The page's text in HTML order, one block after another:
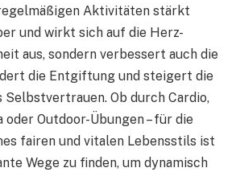
Aktivitäten stärkt
und wirkt sich auf die Herz-
aus, sondern verbessert auch die
die Entgiftung und steigert die
Selbstvertrauen. Ob durch Cardio,
oder Outdoor-Übungen – für die
fairen und vitalen Lebensstils ist
Wege zu finden, um dynamisch